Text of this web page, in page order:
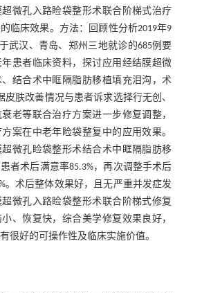
超微孔入路睑袋整形术联合阶梯式治疗
临床效果。方法：回顾性分析2019年9
武汉、青岛、郑州三地就诊的685例要
患者临床资料，探讨应用经结膜超微
结合术中眶隔脂肪移植填充泪沟，术
皮肤改善情况与患者诉求选择行无创、
老等联合治疗方案进一步修复调整，
案在中老年睑袋整复中的应用效果。
微孔睑袋整形术结合术中眶隔脂肪移
者术后满意率85.3%，再次调整手术后
。术后整体效果好，且无严重并发症发
微孔入路睑袋整形术联合阶梯式修复
、恢复快，综合美学修复效果良好，
很好的可操作性及临床实施价值。